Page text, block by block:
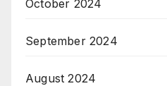
October 2024
September 2024
August 2024